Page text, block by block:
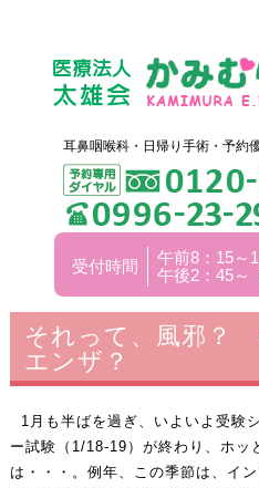
耳鼻咽喉科・日帰り手術・予約
受付時間
午前8：15～
午後2：45～
それって、風邪？
エンザ？
1月も半ばを過ぎ、いよいよ受験
ー試験（1/18-19）が終わり、ホッ
は・・・。例年、この季節は、イ